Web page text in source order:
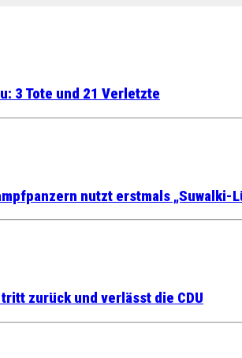
3 Tote und 21 Verletzte
nutzt erstmals „Suwalki-
zurück und verlässt die CDU